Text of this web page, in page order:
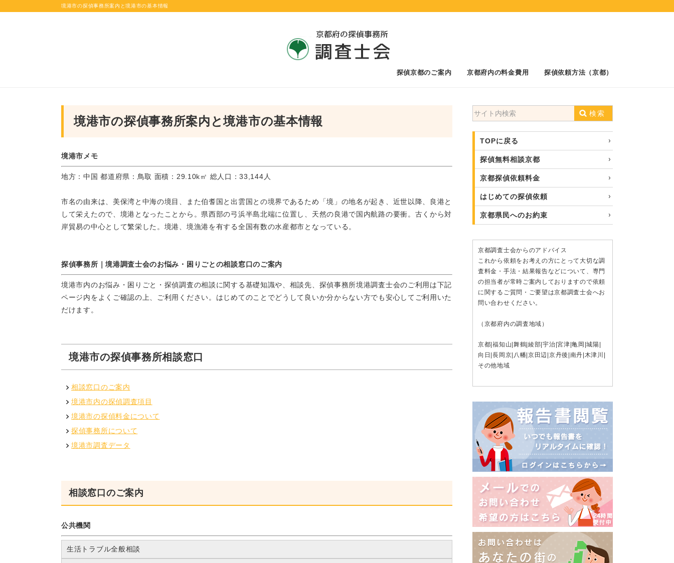
境港市の探偵事務所案内と境港市の基本情報
境港市メモ
地方：中国 都道府県：鳥取 面積：29.10k㎡ 総人口：33,144人
市名の由来は、美保湾と中海の境目、また伯耆国と出雲国との境界であるため「境」の地名が起き、近世以降、良港と
して栄えたので、境港となったことから。県西部の弓浜半島北端に位置し、天然の良港で国内航路の要衝。古くから対
岸貿易の中心として繁栄した。境港、境漁港を有する全国有数の水産都市となっている。
探偵事務所｜境港調査士会のお悩み・困りごとの相談窓口のご案内
境港市内のお悩み・困りごと・探偵調査の相談に関する基礎知識や、相談先、探偵事務所境港調査士会のご利用は下記
ページ内をよくご確認の上、ご利用ください。はじめてのことでどうして良いか分からない方でも安心してご利用いた
だけます。
境港市の探偵事務所相談窓口
相談窓口のご案内
境港市内の探偵調査項目
境港市の探偵料金について
探偵事務所について
境港市調査データ
相談窓口のご案内
公共機関
生活トラブル全般相談
検索
TOPに戻る
探偵無料相談京都
京都探偵依頼料金
はじめての探偵依頼
京都県民へのお約束
京都調査士会からのアドバイス
これから依頼をお考えの方にとって大切な調
査料金・手法・結果報告などについて、専門
の担当者が常時ご案内しておりますので依頼
に関するご質問・ご要望は京都調査士会へお
問い合わせください。
（京都府内の調査地域）
京都 |福知山 舞鶴 |綾部 |宇治 |宮津 |亀岡 |城陽
向日 |長岡京 八幡 |京田辺 京丹後 南丹 木津川
その他地域
境港市の探偵事務所案内と境港市の基本情報
探偵京都のご案内 京都府内の料金費用 探偵依頼方法（京都）